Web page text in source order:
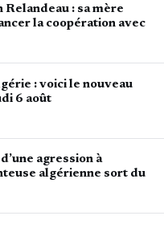
: sa mère
la coopération avec
: voici le nouveau
6 août
agression à
algérienne sort du